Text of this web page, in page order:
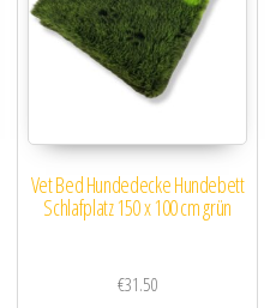
Vet Bed Hundedecke Hundebett
Schlafplatz 150 x 100 cm grün
€31.50